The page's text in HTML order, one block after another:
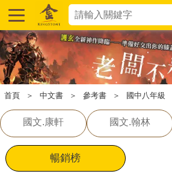
首頁 ＞ 中文書 ＞ 參考書 ＞ 國中八年級
國文.康軒 國文.翰林
暢銷榜